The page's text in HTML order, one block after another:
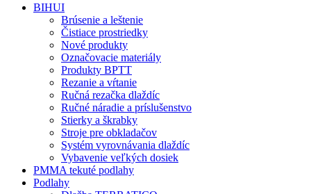
môžete
vybrať
na
stránke
produktu.
BIHUI
Brúsenie a leštenie
Čistiace prostriedky
Nové produkty
Označovacie materiály
Produkty BPTT
Rezanie a vŕtanie
Ručná rezačka dlaždíc
Ručné náradie a príslušenstvo
Stierky a škrabky
Stroje pre obkladačov
Systém vyrovnávania dlaždíc
Vybavenie veľkých dosiek
PMMA tekuté podlahy
Podlahy